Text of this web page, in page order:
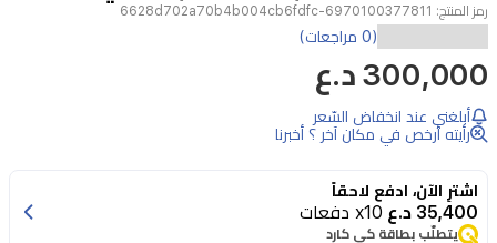
رمز المنتج: 6970100377811-6628d702a70b4b004cb6fdfc
أمازفيت
REX
3
المصممة
للصلابة
(0 مراجعات)
300,000 د.ع
أبلغني عند انخفاض السّعر
رأيته أرخص في مكان آخر ؟ أخبرنا
اشترِ الآن، ادفع لاحقاً
35,400 د.ع x10 دفعات
يتطلّب بطاقة كي كارد